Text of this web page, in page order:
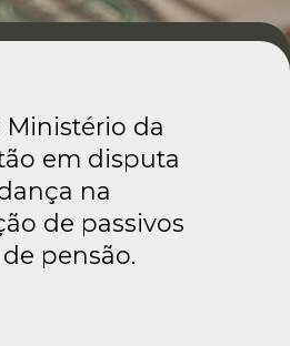
da
em disputa
na
de passivos
pensão.